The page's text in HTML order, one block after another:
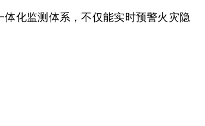
化监测体系，不仅能实时预警火灾隐